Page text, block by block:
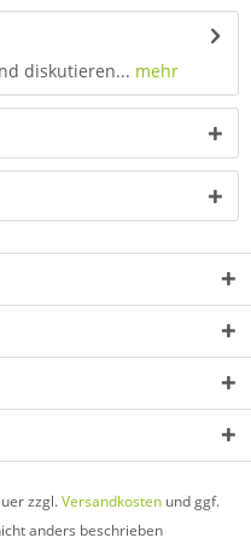
diskutieren... mehr
zzgl.Versandkosten und ggf.
anders beschrieben